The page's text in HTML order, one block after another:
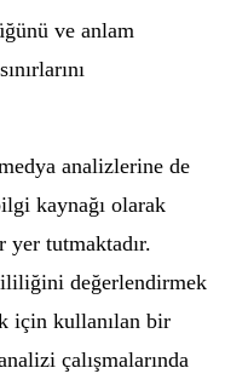
ve anlam
analizlerine de
kaynağı olarak
yer tutmaktadır.
değerlendirmek
için kullanılan bir
çalışmalarında